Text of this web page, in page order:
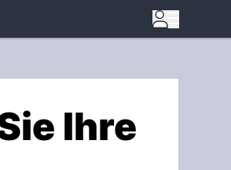
Ihre